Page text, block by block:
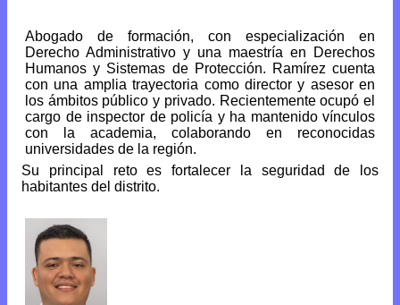
Abogado de formación, con especialización en
Derecho Administrativo y una maestría en Derechos
Humanos y Sistemas de Protección. Ramírez cuenta
con una amplia trayectoria como director y asesor en
los ámbitos público y privado. Recientemente ocupó el
cargo de inspector de policía y ha mantenido vínculos
con la academia, colaborando en reconocidas
universidades de la región.
Su principal reto es fortalecer la seguridad de los
habitantes del distrito.